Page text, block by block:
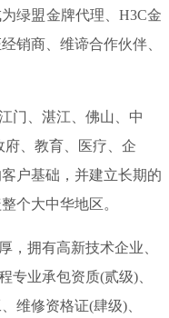
绿盟金牌代理、H3C金
销商、维谛合作伙伴、
、湛江、佛山、中
、教育、医疗、企
户基础，并建立长期的
个大中华地区。
拥有高新技术企业、
专业承包资质(贰级)、
维修资格证(肆级)、